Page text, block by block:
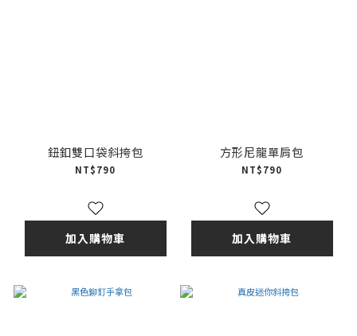
鈕釦雙口袋斜挎包
NT$790
加入購物車
方形尼龍單肩包
NT$790
加入購物車